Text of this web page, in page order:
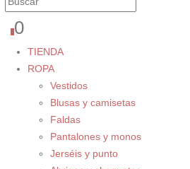
00
TIENDA
ROPA
Vestidos
Blusas y camisetas
Faldas
Pantalones y monos
Jerséis y punto